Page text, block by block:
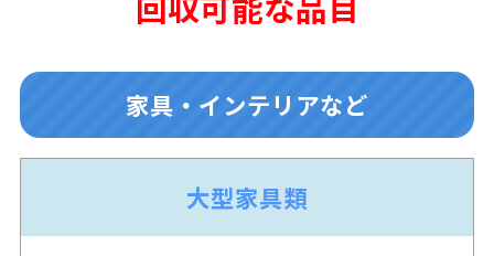
家具・インテリアなど
大型家具類